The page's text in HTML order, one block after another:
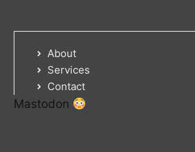
About
Services
Contact
Mastodon